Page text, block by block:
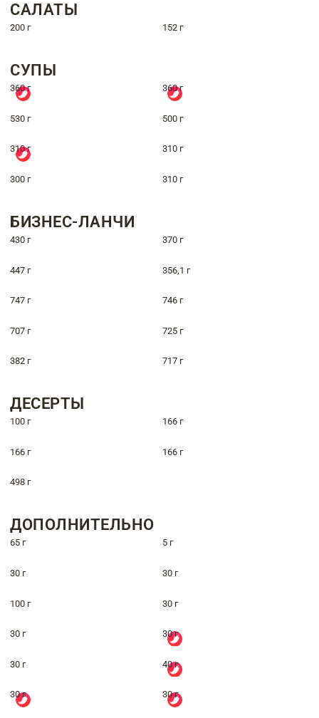
САЛАТЫ
200 г 152 г
СУПЫ
360 г 360 г
530 г 500 г
310 г 310 г
300 г 310 г
БИЗНЕС-ЛАНЧИ
430 г 370 г
447 г 356,1 г
747 г 746 г
707 г 725 г
382 г 717 г
ДЕСЕРТЫ
100 г 166 г
166 г 166 г
498 г
ДОПОЛНИТЕЛЬНО
65 г 5 г
30 г 30 г
100 г 30 г
30 г 30 г
30 г 40 г
30 г 30 г